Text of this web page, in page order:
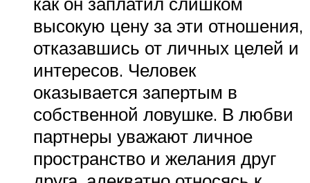
высокую цену за эти отношения,
отказавшись от личных целей и
интересов. Человек
оказывается запертым в
собственной ловушке. В любви
партнеры уважают личное
пространство и желания друг